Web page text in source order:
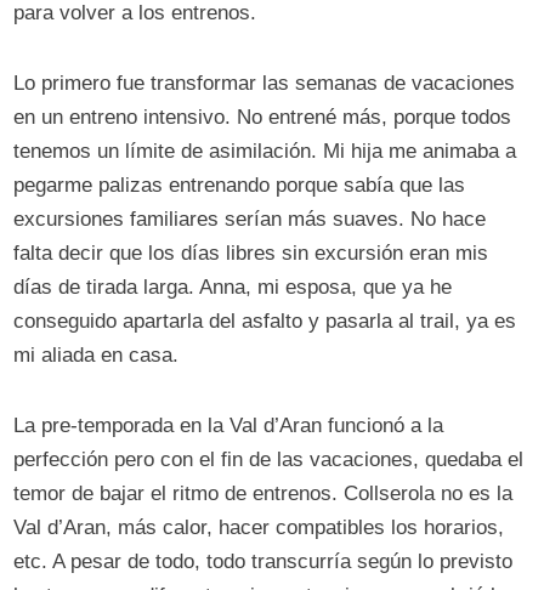
para volver a los entrenos.
Lo primero fue transformar las semanas de vacaciones
en un entreno intensivo. No entrené más, porque todos
tenemos un límite de asimilación. Mi hija me animaba a
pegarme palizas entrenando porque sabía que las
excursiones familiares serían más suaves. No hace
falta decir que los días libres sin excursión eran mis
días de tirada larga. Anna, mi esposa, que ya he
conseguido apartarla del asfalto y pasarla al trail, ya es
mi aliada en casa.
La pre-temporada en la Val d’Aran funcionó a la
perfección pero con el fin de las vacaciones, quedaba el
temor de bajar el ritmo de entrenos. Collserola no es la
Val d’Aran, más calor, hacer compatibles los horarios,
etc. A pesar de todo, todo transcurría según lo previsto